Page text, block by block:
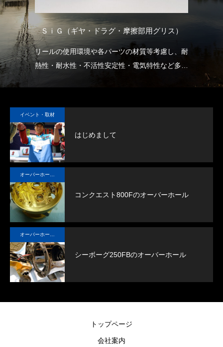
ＳｉＧ（ギヤ・ドラグ・摩擦部用グリス）
リールの使用環境や各パーツの材質等考慮し、耐
熱性・耐水性・不活性安定性・電気特性など多く
ギアのノイズの軽減、ドラグのスムーズな滑り出
し、稼動部の長期にわたる潤滑を確保できます。
ャ
イベント・取材
はじめまして
コンクエスト800Fのオーバーホール
シーボーグ250FBのオーバーホール
トップページ
会社案内